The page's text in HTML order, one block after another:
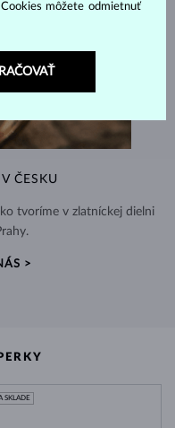
ČESKU
tvoríme v zlatníckej dielni
>
SKLADE
môžete odmietnuť